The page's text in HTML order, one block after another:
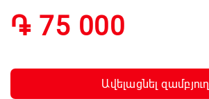
֏ 75 000
Ավելացնել զամբյուղ